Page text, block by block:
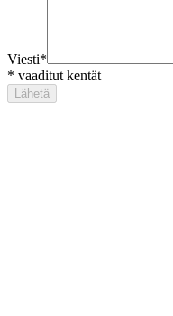
Viesti*
* vaaditut kentät